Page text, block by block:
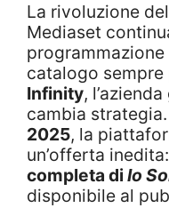
La rivoluzione
Mediaset
programmazione
catalogo sempre
Infinity,
cambia
2025, la
un’offerta
completa di Io
disponibile al